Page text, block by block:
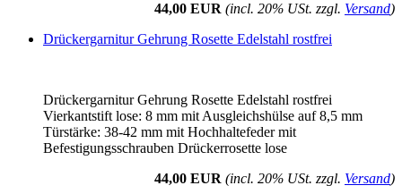
44,00 EUR (incl. 20% USt. zzgl. Versand)
Drückergarnitur Gehrung Rosette Edelstahl rostfrei
Drückergarnitur Gehrung Rosette Edelstahl rostfrei
Vierkantstift lose: 8 mm mit Ausgleichshülse auf 8,5 mm
Türstärke: 38-42 mm mit Hochhaltefeder mit
Befestigungsschrauben Drückerrosette lose
44,00 EUR (incl. 20% USt. zzgl. Versand)